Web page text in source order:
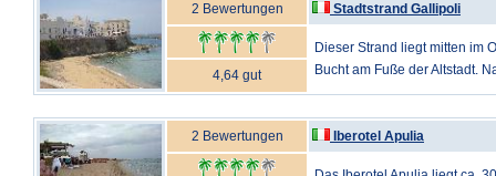
2 Bewertungen Stadtstrand Gallipoli
Dieser Strand liegt mitten im
Bucht am Fuße der Altstadt.
4,64 gut
2 Bewertungen Iberotel Apulia